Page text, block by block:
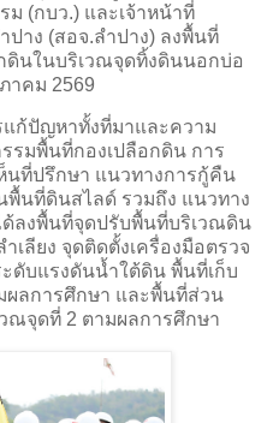
(กบว.) และเจ้าหน้าที่
าง (สอจ.ลำปาง) ลงพื้นที่
ดินในบริเวณจุดทิ้งดินนอกบ่อ
าคม 2569
ก้ปัญหาทั้งที่มาและความ
รมพื้นที่กองเปลือกดิน การ
นที่ปรึกษา แนวทางการกู้คืน
พื้นที่ดินสไลด์ รวมถึง แนวทาง
ด้ลงพื้นที่จุดปรับพื้นที่บริเวณดิน
ลียง จุดติดตั้งเครื่องมือตรวจ
ดับแรงดันน้ำใต้ดิน พื้นที่เก็บ
ผลการศึกษา และพื้นที่ส่วน
ณจุดที่ 2 ตามผลการศึกษา